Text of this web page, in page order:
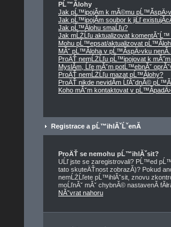
PĹ™Ă­lohy
Jak pĹ™ipojĂ­m k mĂ©mu
Jak pĹ™ipojĂ­m soubor k jiĹľ
Jak pĹ™Ă­lohu smaĹľu?
Jak mĹŻĹľu aktualizovat
Mohu pĹ™epsat/aktualizovat
MĂˇ pĹ™Ă­loha v pĹ™Ă­spÄ›vku
ProÄŤ nemĹŻĹľu pĹ™ipojovat k
MyslĂ­m, Ĺľe mĂˇm potĹ™ebnĂˇ
ProÄŤ nemĹŻĹľu mazat pĹ™Ă­lohy?
ProÄŤ nikde nevidĂ­m ĹľĂˇdnĂ©
Koho mĂˇm kontaktovat v
Registrace a pĹ™ihlĂˇĹˇenĂ­
ProÄŤ se nemohu pĹ™ihlĂˇsit?
UĹľ jste se zaregistrovali? PĹ™ed
tato skuteÄŤnost zobrazĂ­)? Pokud
nemĹŻĹľete pĹ™ihlĂˇsit, znovu
moĹľnĂˇ mĂˇ chybnĂ© nastavenĂ­
NĂˇvrat nahoru